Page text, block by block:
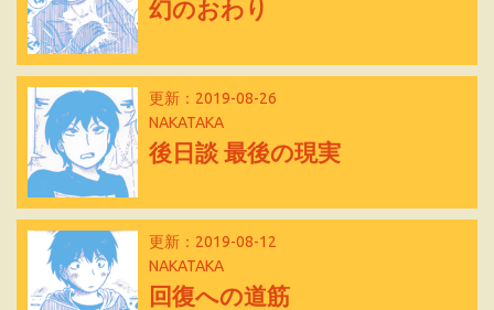
幻のおわり
更新：2019-08-26
NAKATAKA
後日談 最後の現実
更新：2019-08-12
NAKATAKA
回復への道筋